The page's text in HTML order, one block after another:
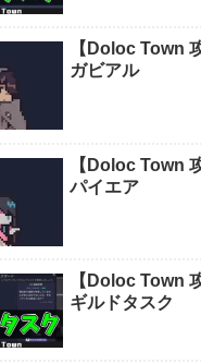
【Doloc Town
ガビアル
【Doloc Town
パイエア
【Doloc Town
ギルドタスク